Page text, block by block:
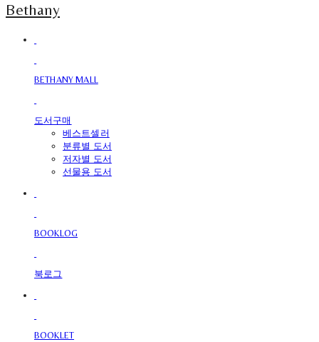
Bethany
BETHANY MALL
도서구매
베스트셀러
분류별 도서
저자별 도서
선물용 도서
BOOKLOG
북로그
BOOKLET